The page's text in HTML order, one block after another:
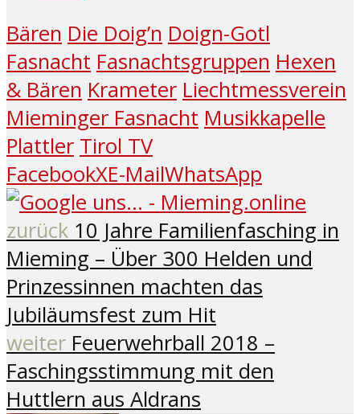
Bären Die Doig’n Doign-Gotl
Fasnacht Fasnachtsgruppen Hexen
& Bären Krameter Liechtmessverein
Mieminger Fasnacht Musikkapelle
Plattler Tirol TV
FacebookXE-MailWhatsApp
zurück 10 Jahre Familienfasching in
Mieming – Über 300 Helden und
Prinzessinnen machten das
Jubiläumsfest zum Hit
weiter Feuerwehrball 2018 –
Faschingsstimmung mit den
Huttlern aus Aldrans